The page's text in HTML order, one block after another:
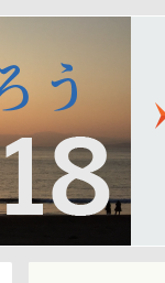
加藤拓明
川田寛
ピクシブ株式会社